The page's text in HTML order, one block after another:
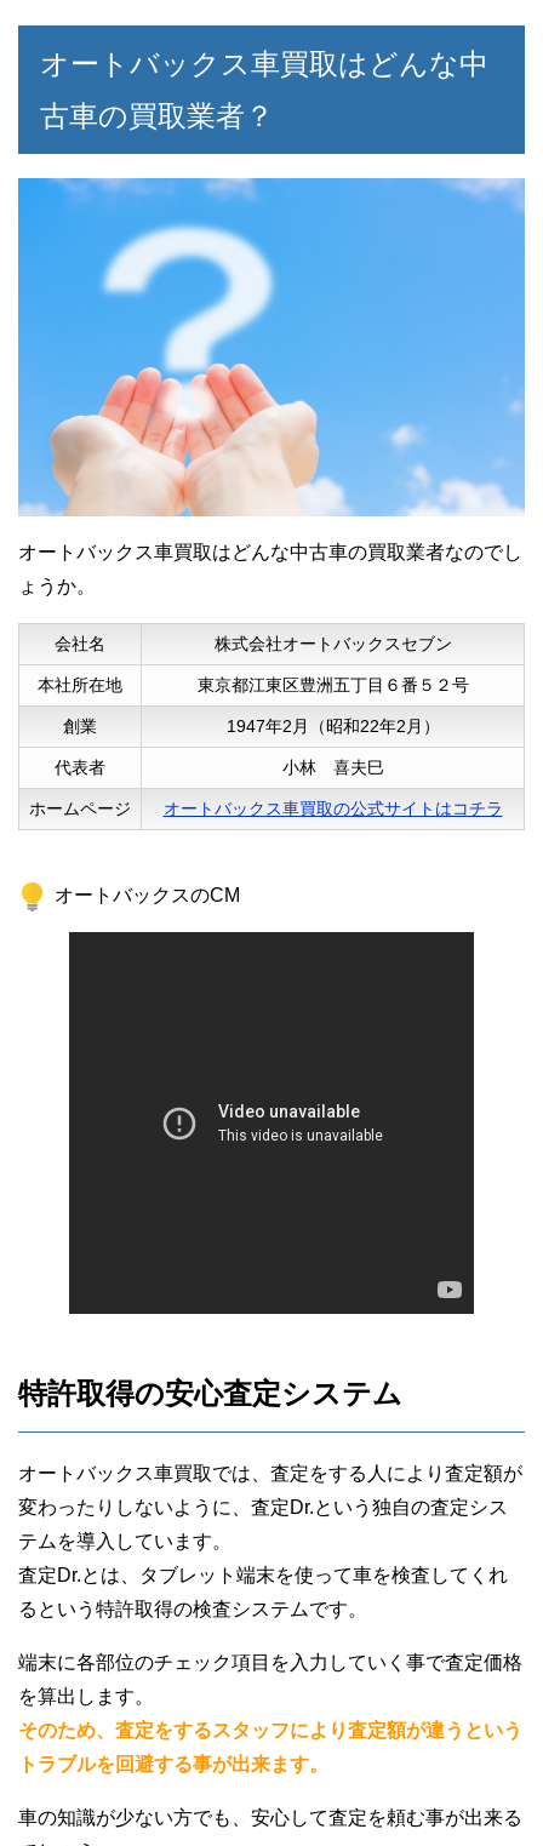
50代女性
営業の方のハキハキとした押しの強さが苦
手なのですが、こちらの方は物腰も柔らか
く気遣いもばっちりして頂きました。査定
もじっくり丁寧にしてくださりました。
40代男性
オートバックス車買取
とにかく対応すべてがスピーディで気持ち
が良かったです。査定額も一番高く、2営業
オートバックス車買取
んだったんですかね。
費用を請求されたので、オートバックスに
持ち込んで査定してもらいました。結局、
部品とり車としてリサイクル料金で買い取
りという事になりました。少しでも現金に
ましたが査定額には正直少し不満です。手
続きや接客はよかったので残念です。
オートバックス車買取はどんな中
古車の買取業者？
オートバックス車買取はどんな中古車の買取業者なのでし
ょうか。
会社名 株式会社オートバックスセブン
本社所在地 東京都江東区豊洲五丁目６番５２号
創業 1947年2月（昭和22年2月）
代表者 小林 喜夫巳
ホームページ オートバックス車買取の公式サイトはコチラ
オートバックスのCM
特許取得の安心査定システム
オートバックス車買取では、査定をする人により査定額が
変わったりしないように、査定Dr.という独自の査定シス
テムを導入しています。
査定Dr.とは、タブレット端末を使って車を検査してくれ
るという特許取得の検査システムです。
端末に各部位のチェック項目を入力していく事で査定価格
を算出します。
そのため、査定をするスタッフにより査定額が違うという
トラブルを回避する事が出来ます。
車の知識が少ない方でも、安心して査定を頼む事が出来る